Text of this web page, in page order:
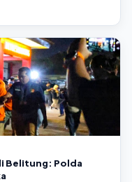
Belitung: Polda